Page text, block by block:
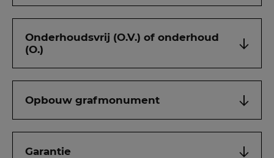
Onderhoudsvrij (O.V.) of onderhoud
(O.)
Opbouw grafmonument
Garantie